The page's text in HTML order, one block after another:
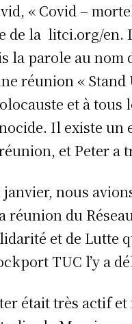
« Covid –
de la litci.org/en.
la parole au nom
réunion «
et à
Il existe un
et Peter a
janvier, nous
réunion du
et de Lutte
TUC l’y a
était très actif